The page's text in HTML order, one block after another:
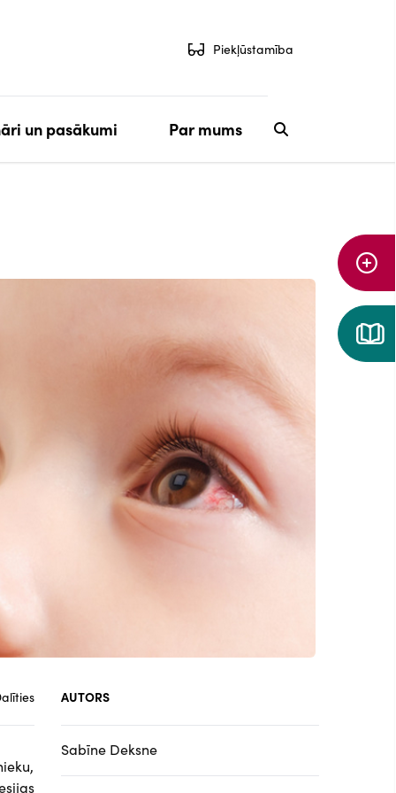
Piekļūstamība
un pasākumi Par mums
AUTORS
Sabīne Deksne